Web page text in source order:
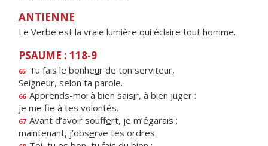
ANTIENNE
Le Verbe est la vraie lumière qui éclaire tout homme.
PSAUME : 118-9
65 Tu fais le bonheur de ton serviteur,
Seigneur, selon ta parole.
66 Apprends-moi à bien saisir, à bien juger :
je me fe à tes volontés.
67 Avant d’avoir souffert, je m’égarais ;
maintenant, j’observe tes ordres.